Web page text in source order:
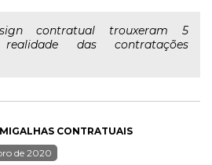
contratual trouxeram 5
das contratações
CONTRATUAIS
de 2020